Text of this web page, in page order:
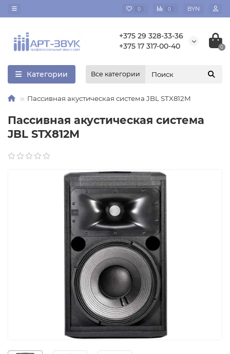
0 0 BYN
+375 29 328-33-36
+375 17 317-00-40
0
Категории Все категории
Пассивная акустическая система JBL STX812M
Пассивная акустическая система
JBL STX812M